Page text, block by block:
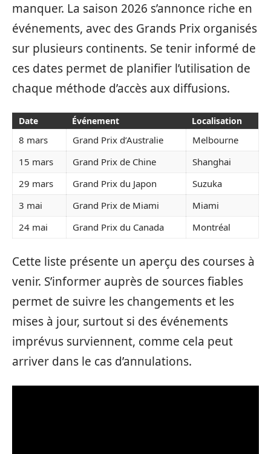
manquer. La saison 2026 s’annonce riche en
événements, avec des Grands Prix organisés
sur plusieurs continents. Se tenir informé de
ces dates permet de planifier l’utilisation de
chaque méthode d’accès aux diffusions.
Date Événement Localisation
8 mars Grand Prix d’Australie
Melbourne
15 mars
Grand Prix de Chine
Shanghai
29 mars
Grand Prix du Japon
Suzuka
3 mai
Grand Prix de Miami
Miami
24 mai
Grand Prix du Canada Montréal
Cette liste présente un aperçu des courses à
venir. S’informer auprès de sources fiables
permet de suivre les changements et les
mises à jour, surtout si des événements
imprévus surviennent, comme cela peut
arriver dans le cas d’annulations.